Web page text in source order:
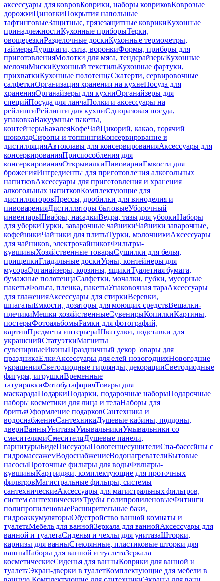
аксессуары для ковровКоврики, наборы ковриковКовровые
дорожкиЦиновкиПокрытия напольные
тафтинговыеЗащитные, грязезащитные коврикиКухонные
принадлежностиКухонные приборыТерки,
овощерезкиРазделочные доскиКухонные термометры,
таймерыДуршлаги, сита, воронкиФормы, приборы для
приготовленияМолотки для мяса, тендерайзерыКухонные
мелочиМискиКухонный текстильКухонные фартуки,
прихваткиКухонные полотенцаСкатерти, сервировочные
салфеткиОрганизация хранения на кухнеПосуда для
храненияОрганайзеры для кухниОрганайзеры для
специйПосуда для ланчаПолки и аксессуары на
рейлингиРейлинги для кухниОдноразовая посуда,
упаковкаВакуумные пакеты,
контейнерыБакалеяКофеЧайЦикорий, какао, горячий
шоколадСиропы и топпингиКонсервирование и
дистилляцияАвтоклавы для консервированияАксессуары для
консервированияПриспособления для
консервированияОткрывалкиПивоварниЕмкости для
броженияИнгредиенты для приготовления алкогольных
напитковАксессуары для приготовления и хранения
алкогольных напитковКомплектующие для
дистилляторовПрессы, дробилки для виноделия и
пивоваренияДистилляторы бытовыеУборочный
инвентарьШвабры, насадкиВедра, тазы для уборкиНаборы
для уборкиТурки, заварочные чайникиЧайники заварочные,
кофейникиЧайники для плитыТурки, молочникиАксессуары
для чайников, электрочайниковФильтры-
кувшиныХозяйственные товарыСушилки для белья,
прищепкиГладильные доскиУрны, контейнеры для
мусораОрганайзеры, корзины, ящикиТуалетная бумага,
бумажные полотенцаСалфетки, мочалки, губки, мусорные
пакетыФольга, пленка, пакетыУпаковочная тараАксессуары
для глаженияАксессуары для стиркиВеревки,
шпагатыЕмкости, дозаторы для моющих средствВешалки-
плечикиМешки хозяйственныеСувенирыКопилкиКартины,
постерыФотоальбомыРамки для фотографий,
картинПредметы интерьераШкатулки, подставки для
украшенийСтатуэткиМагниты
сувенирныеИконыПраздничный декорТовары для
праздникаЕлкиАксессуары для елей новогоднихНовогодние
украшенияСветодиодные гирлянды, декорацииСветодиодные
фигуры, игрушкиВременные
татуировкиФотобутафорияТовары для
маскарадаПодаркиПодарки, подарочные наборыПодарочные
наборы косметики для лица и телаНаборы для
бритьяОформление подарковСантехника и
водоснабжениеСантехникаДушевые кабины, поддоны,
двериВанныУнитазыУмывальникиУмывальники со
смесителямиСмесителиДушевые панели,
гарнитурыБидеПиссуарыПолотенцесушителиСпа-бассейны с
гидромассажемВодоснабжениеВодонагревателиБытовые
насосыПроточные фильтры для водыФильтры-
кувшиныКартриджи, комплектующие для проточных
фильтровМагистральные фильтры, системы
сантехническиеАксессуары для магистральных фильтров,
систем сантехническихТрубы полипропиленовыеФитинги
полипропиленовыеРасширительные баки,
гидроаккумуляторыОбустройство ванной комнаты и
туалетаМебель для ваннойЗеркала для ваннойАксессуары для
ванной и туалетаСиденья и чехлы для унитазаШторки,
карнизы для ванныСтеклянные, пластиковые шторки для
ванныНаборы для ванной и туалетаЗеркала
косметическиеСиденья для ванныКоврики для ванной и
туалетаЭкран-дверки в туалетКомплектующие для мебели в
ванную Комплектующие для сантехникиЭкраны для ванн,